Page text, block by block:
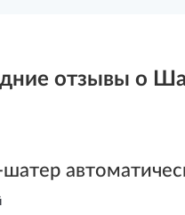
отзывы о
шатер